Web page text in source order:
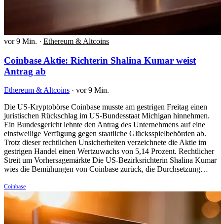
vor 9 Min. · Ethereum & Altcoins
Coinbase Aktie: Richterin Shalina Kumar weist
Antrag ab
Ethereum & Altcoins · vor 9 Min.
Die US-Kryptobörse Coinbase musste am gestrigen Freitag einen
juristischen Rückschlag im US-Bundesstaat Michigan hinnehmen.
Ein Bundesgericht lehnte den Antrag des Unternehmens auf eine
einstweilige Verfügung gegen staatliche Glücksspielbehörden ab.
Trotz dieser rechtlichen Unsicherheiten verzeichnete die Aktie im
gestrigen Handel einen Wertzuwachs von 5,14 Prozent. Rechtlicher
Streit um Vorhersagemärkte Die US-Bezirksrichterin Shalina Kumar
wies die Bemühungen von Coinbase zurück, die Durchsetzung…
Coinbase